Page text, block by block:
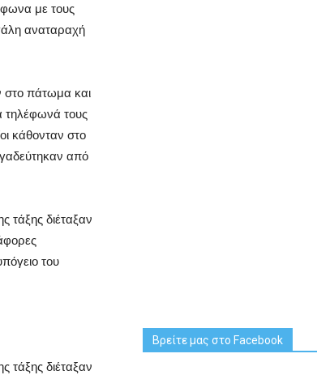
με τους
αναταραχή
πάτωμα και
τηλέφωνά τους
κάθονταν στο
από
τάξης διέταξαν
του
τάξης διέταξαν
Βρείτε μας στο Facebook